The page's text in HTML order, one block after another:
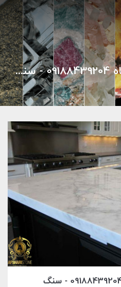
🔶سنگ اپن در کرمانشاه 09188439204 - سنگ افشاری
🔶سنگ اپن در کرمانشاه 09188439204 - سنگ افشاری
🔶سنگ اپن در کرمانشاه 09188439204 - سنگ